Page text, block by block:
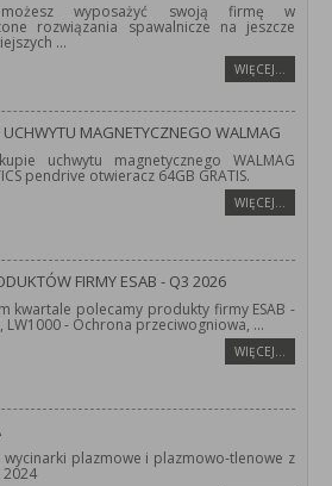
wyposażyć swoją firmę w
rozwiązania spawalnicze na jeszcze
...
WIĘCEJ…
MAGNETYCZNEGO WALMAG
uchwytu magnetycznego WALMAG
pendrive otwieracz 64GB GRATIS.
WIĘCEJ…
FIRMY ESAB - Q3 2026
kwartale polecamy produkty firmy ESAB -
LW1000 - Ochrona przeciwogniowa, ...
WIĘCEJ…
wycinarki plazmowe i plazmowo-tlenowe z
2024